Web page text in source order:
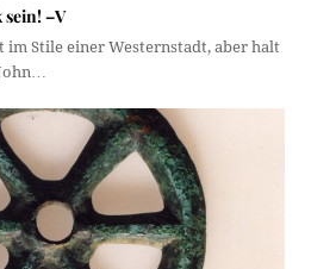
–V
im Stile einer Westernstadt, aber halt